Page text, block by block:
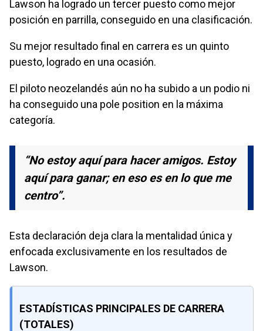
Lawson ha logrado un tercer puesto como mejor
posición en parrilla, conseguido en una clasificación.
Su mejor resultado final en carrera es un quinto
puesto, logrado en una ocasión.
El piloto neozelandés aún no ha subido a un podio ni
ha conseguido una pole position en la máxima
categoría.
“No estoy aquí para hacer amigos. Estoy
aquí para ganar; en eso es en lo que me
centro”.
Esta declaración deja clara la mentalidad única y
enfocada exclusivamente en los resultados de
Lawson.
ESTADÍSTICAS PRINCIPALES DE CARRERA
(TOTALES)